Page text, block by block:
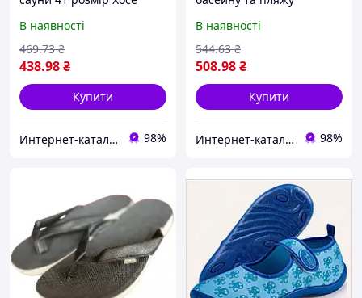
В наявності
438.98₴
469.73 ₴
Купити
Интерн​ет-кат​а​л​ог ск​​и​до​к "GALANTI" 98%
6T60X2841C
В наявності
508.98₴
544.63 ₴
Купити
Интерн​ет-кат​а​л​ог ск​​и​до​к "GALANTI" 98%